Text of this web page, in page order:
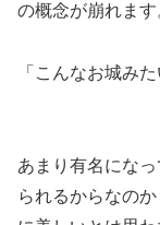
の概念が崩れます
「こんなお城み
あまり有名にな
られるからなの